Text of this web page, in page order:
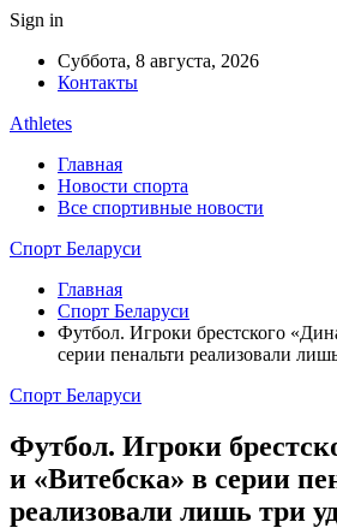
Sign in
Суббота, 8 августа, 2026
Контакты
Athletes
Главная
Новости спорта
Все спортивные новости
Спорт Беларуси
Главная
Спорт Беларуси
Футбол. Игроки брестского
серии пенальти реализовали
Спорт Беларуси
Футбол. Игроки
и «Витебска» в серии
реализовали лишь три